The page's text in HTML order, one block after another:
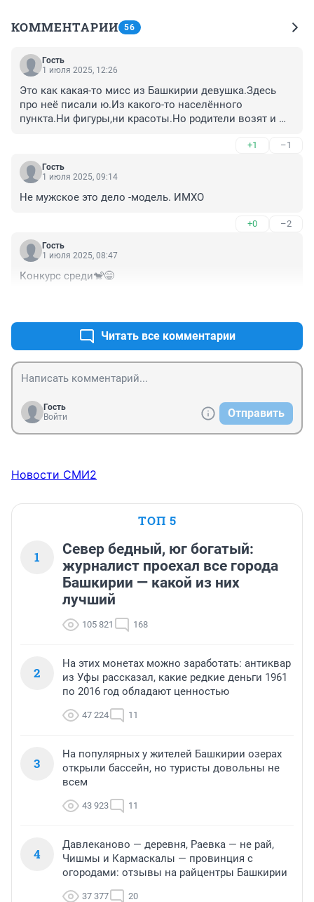
КОММЕНТАРИИ 56
Гость
1 июля 2025, 12:26
Это как какая-то мисс из Башкирии девушка.Здесь
про неё писали ю.Из какого-то населённого
пункта.Ни фигуры,ни красоты.Но родители возят и
+1 –1
Гость
1 июля 2025, 09:14
Не мужское это дело -модель. ИМХО
+0 –2
Гость
1 июля 2025, 08:47
Конкурс среди🐒😁
Читать все комментарии
Гость
Войти
Отправить
Новости СМИ2
ТОП 5
1
Север бедный, юг богатый:
журналист проехал все города
Башкирии — какой из них
лучший
105 821 168
2
На этих монетах можно заработать: антиквар
из Уфы рассказал, какие редкие деньги 1961
по 2016 год обладают ценностью
47 224 11
3
На популярных у жителей Башкирии озерах
открыли бассейн, но туристы довольны не
всем
43 923 11
4
Давлеканово — деревня, Раевка — не рай,
Чишмы и Кармаскалы — провинция с
огородами: отзывы на райцентры Башкирии
37 377 20